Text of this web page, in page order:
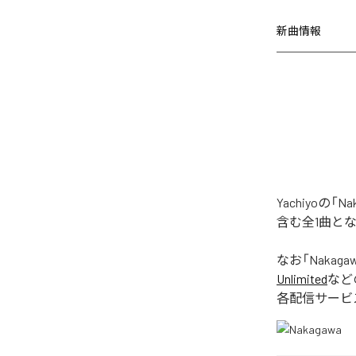
新曲情報
Yachiyoの「
含む全1曲と
なお「
Unlimitedなど
各配信サービ